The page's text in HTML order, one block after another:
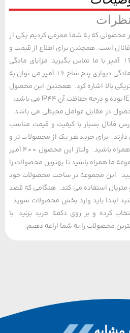
شاخ 16 آمپر محصولی که به شما معرفی کردیم یکی از
همچنین برای اطلاع از قیمت و
دیواری پنج شاخ 16 آمپر با ما تماس بگیرید. مزایای مادگی
دیواری از مزیت ها و مشخصات مادگی دیواری پنج شاخ 16 آمپر می توان به
اشاره کرد. همجنین این محصول
دارای استاندارد IEC 60309-1/2 بوده و درجه حفاظت آن IP44 می باشد،
مقابل عوامل محیطی می باشد.
بسیار با کیفیت و قیمت مناسب
خرید هر یک از محصولات نر و
مادگی صنعتی پارس فانال با ما همراه باشید. ولتاژ این محصول 400 آمپر
باشید تا بهترین محصولات را
این مجموعه در ساخت محصولات خود
استفاده می کند. هنگامی که قصد
باید وارد بخش محصولات شوید
و بر روی دکمه خرید بزنید. با
را به شما اراعه دهیم.